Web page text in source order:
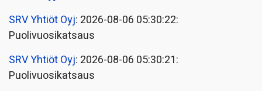
SRV Yhtiöt Oyj: 2026-08-06 05:30:22:
Puolivuosikatsaus
SRV Yhtiöt Oyj: 2026-08-06 05:30:21:
Puolivuosikatsaus